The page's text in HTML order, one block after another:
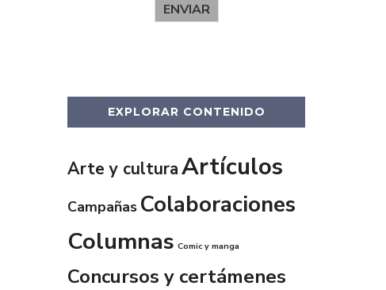
ENVIAR
EXPLORAR CONTENIDO
Arte y culturaArtículos
Campañas Colaboraciones
Columnas Comic y manga
Concursos y certámenes